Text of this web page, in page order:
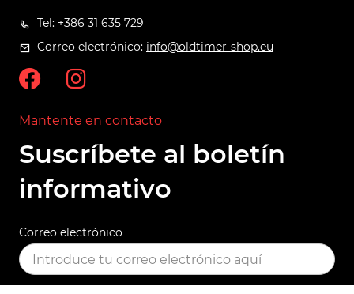
Tel: +386 31 635 729
Correo electrónico: info@oldtimer-shop.eu
Mantente en contacto
Suscríbete al boletín
informativo
Correo electrónico